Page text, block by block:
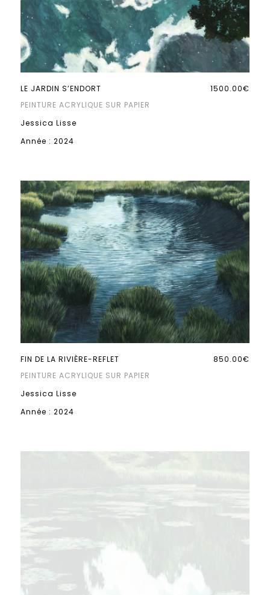
LE JARDIN S’ENDORT
PEINTURE ACRYLIQUE SUR PAPIER
Jessica Lisse
Année : 2024
1500.00€
FIN DE LA RIVIÈRE-REFLET
PEINTURE ACRYLIQUE SUR PAPIER
Jessica Lisse
Année : 2024
850.00€